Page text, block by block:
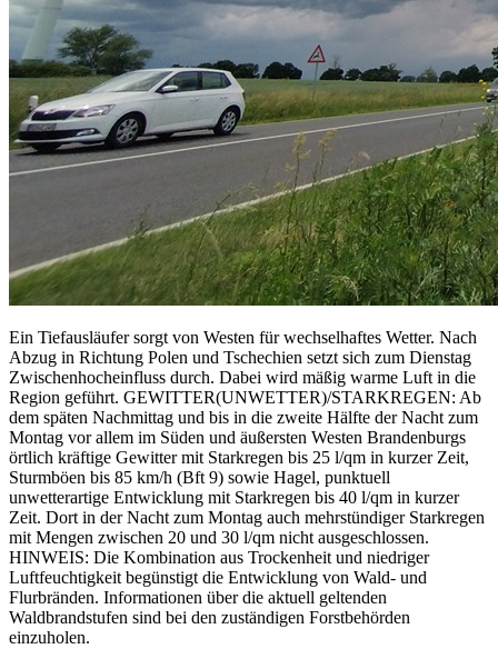
Ein Tiefausläufer sorgt von Westen für wechselhaftes Wetter. Nach
Abzug in Richtung Polen und Tschechien setzt sich zum Dienstag
Zwischenhocheinfluss durch. Dabei wird mäßig warme Luft in die
Region geführt. GEWITTER(UNWETTER)/STARKREGEN: Ab
dem späten Nachmittag und bis in die zweite Hälfte der Nacht zum
Montag vor allem im Süden und äußersten Westen Brandenburgs
örtlich kräftige Gewitter mit Starkregen bis 25 l/qm in kurzer Zeit,
Sturmböen bis 85 km/h (Bft 9) sowie Hagel, punktuell
unwetterartige Entwicklung mit Starkregen bis 40 l/qm in kurzer
Zeit. Dort in der Nacht zum Montag auch mehrstündiger Starkregen
mit Mengen zwischen 20 und 30 l/qm nicht ausgeschlossen.
HINWEIS: Die Kombination aus Trockenheit und niedriger
Luftfeuchtigkeit begünstigt die Entwicklung von Wald- und
Flurbränden. Informationen über die aktuell geltenden
Waldbrandstufen sind bei den zuständigen Forstbehörden
einzuholen.